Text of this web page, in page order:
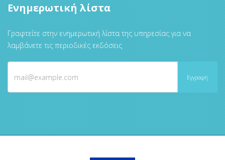
Ενημερωτική λίστα
Γραφτείτε στην ενημερωτική λίστα της υπηρεσίας για να
λαμβάνετε τις περιοδικές εκδόσεις